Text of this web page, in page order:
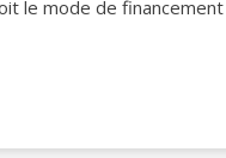
le mode de financement